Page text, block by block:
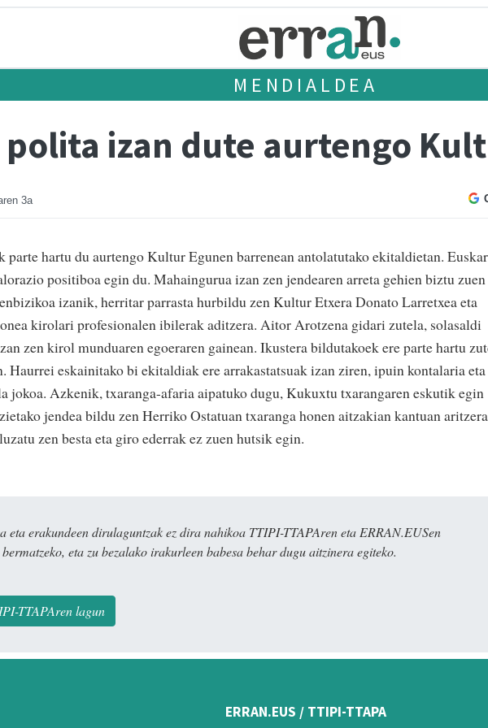
MENDIALDEA
izan dute aurtengo
3a
parte hartu du aurtengo Kultur Egunen barrenean antolatutako ekitaldietan.
positiboa egin du. Mahaingurua izan zen jendearen arreta gehien biztu zuen
izanik, herritar parrasta hurbildu zen Kultur Etxera Donato Larretxea eta
kirolari profesionalen ibilerak aditzera. Aitor Arotzena gidari zutela, solasaldi
zen kirol munduaren egoeraren gainean. Ikustera bildutakoek ere parte hartu
Haurrei eskainitako bi ekitaldiak ere arrakastatsuak izan ziren, ipuin kontalaria eta
jokoa. Azkenik, txaranga-afaria aipatuko dugu, Kukuxtu txarangaren eskutik egin
jendea bildu zen Herriko Ostatuan txaranga honen aitzakian kantuan
zen besta eta giro ederrak ez zuen hutsik egin.
eta erakundeen dirulaguntzak ez dira nahikoa TTIPI-TTAPAren eta ERRAN.EUSen
eta zu bezalako irakurleen babesa behar dugu aitzinera egiteko.
TTAPAren lagun
ERRAN.EUS / TTIPI-TTAPA